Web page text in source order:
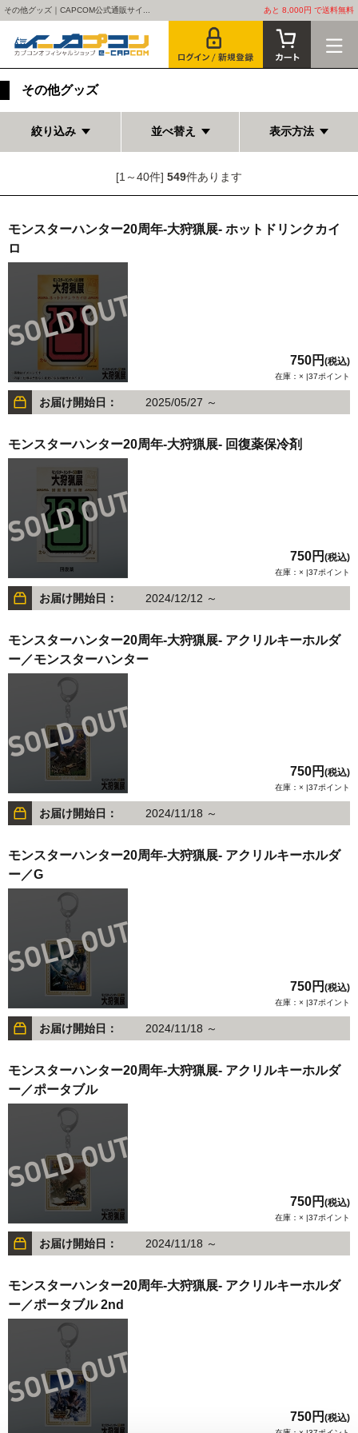
その他グッズ｜CAPCOM公式通販サイ... あと 8,000円 で送料無料
その他グッズ
絞り込み 並べ替え 表示方法
[1～40件] 549件あります
モンスターハンター20周年-大狩猟展- ホットドリンクカイ
ロ
750円 (税込)
在庫：× |37ポイント
お届け開始日： 2025/05/27 ～
モンスターハンター20周年-大狩猟展- 回復薬保冷剤
750円 (税込)
在庫：× |37ポイント
お届け開始日： 2024/12/12 ～
モンスターハンター20周年-大狩猟展- アクリルキーホルダ
ー／モンスターハンター
750円 (税込)
在庫：× |37ポイント
お届け開始日： 2024/11/18 ～
モンスターハンター20周年-大狩猟展- アクリルキーホルダ
ー／G
750円 (税込)
在庫：× |37ポイント
お届け開始日： 2024/11/18 ～
モンスターハンター20周年-大狩猟展- アクリルキーホルダ
ー／ポータブル
750円 (税込)
在庫：× |37ポイント
お届け開始日： 2024/11/18 ～
モンスターハンター20周年-大狩猟展- アクリルキーホルダ
ー／ポータブル 2nd
750円 (税込)